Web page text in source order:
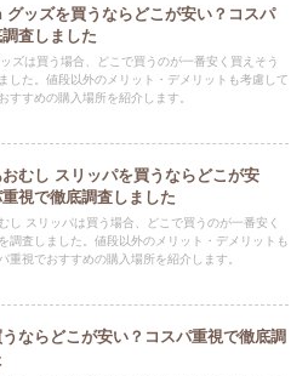
ッズを買うならどこが安い？コスパ
査しました
ズは買う場合、どこで買うのが一番安く買えそう
した。値段以外のメリット・デメリットも考慮して
すすめの購入場所を紹介します。
むし スリッパを買うならどこが安
視で徹底調査しました
し スリッパは買う場合、どこで買うのが一番安く
調査しました。値段以外のメリット・デメリットも
重視でおすすめの購入場所を紹介します。
ならどこが安い？コスパ重視で徹底調